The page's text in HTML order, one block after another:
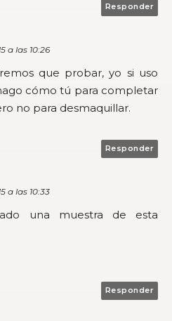
Responder
a las 10:26
que probar, yo si uso
cómo tú para completar
no para desmaquillar.
Responder
a las 10:33
una muestra de esta
Responder